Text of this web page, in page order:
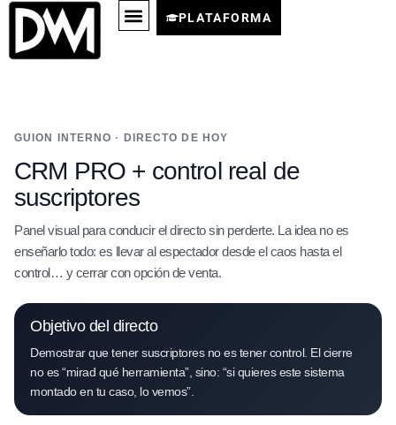
PLATAFORMA
GUION INTERNO · DIRECTO DE HOY
CRM PRO + control real de
suscriptores
Panel visual para conducir el directo sin perderte. La idea no es
enseñarlo todo: es llevar al espectador desde el caos hasta el
control… y cerrar con opción de venta.
Objetivo del directo
Demostrar que tener suscriptores no es tener control. El cierre
no es “mirad qué herramienta”, sino: “si quieres este sistema
montado en tu caso, lo vemos”.